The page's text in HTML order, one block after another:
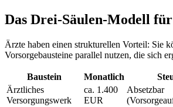
Das Drei-Säulen-Modell
Ärzte haben einen strukturellen Vorteil: Sie
Vorsorgebausteine parallel nutzen, die sich
Baustein Monatlich
Ärztliches
Versorgungswerk
ca. 1.400
EUR
Absetzbar